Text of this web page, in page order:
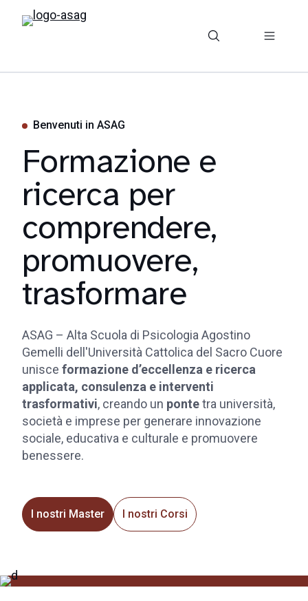
Benvenuti in ASAG
Formazione e
ricerca per
comprendere,
promuovere,
trasformare
ASAG – Alta Scuola di Psicologia Agostino
Gemelli dell'Università Cattolica del Sacro Cuore
unisce formazione d’eccellenza e ricerca
applicata, consulenza e interventi
trasformativi, creando un pontetra università,
società e imprese per generare innovazione
sociale, educativa e culturale e promuovere
benessere.
I nostri Master I nostri Corsi